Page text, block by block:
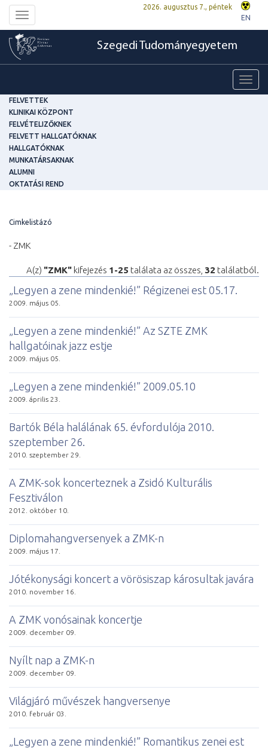
Toggle
navigation
2026. augusztus 7., péntek
EN
Szegedi Tudományegyetem
FELVETTEK
KLINIKAI KÖZPONT
FELVÉTELIZŐKNEK
FELVETT HALLGATÓKNAK
HALLGATÓKNAK
MUNKATÁRSAKNAK
ALUMNI
OKTATÁSI REND
Cimkelistázó
- ZMK
A(z) "ZMK" kifejezés 1-25 találata az összes, 32 találatból.
„Legyen a zene mindenkié!” Régizenei est 05.17.
2009. május 05.
„Legyen a zene mindenkié!” Az SZTE ZMK
hallgatóinak jazz estje
2009. május 05.
„Legyen a zene mindenkié!” 2009.05.10
2009. április 23.
Bartók Béla halálának 65. évfordulója 2010.
szeptember 26.
2010. szeptember 29.
A ZMK-sok koncerteznek a Zsidó Kulturális
Fesztiválon
2012. október 10.
Diplomahangversenyek a ZMK-n
2009. május 17.
Jótékonysági koncert a vörösiszap károsultak javára
2010. november 16.
A ZMK vonósainak koncertje
2009. december 09.
Nyílt nap a ZMK-n
2009. december 09.
Világjáró művészek hangversenye
2010. február 03.
„Legyen a zene mindenkié!” Romantikus zenei est